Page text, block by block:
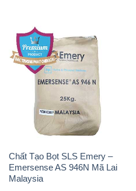
Chất Tạo Bọt SLS Emery –
Emersense AS 946N Mã Lai
Malaysia